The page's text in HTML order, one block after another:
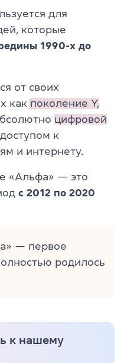
для
которые
1990-х до
от своих
как поколение Y,
цифровой
к
и интернету.
«Альфа» — это
с 2012 по 2020
— первое
родилось
к нашему